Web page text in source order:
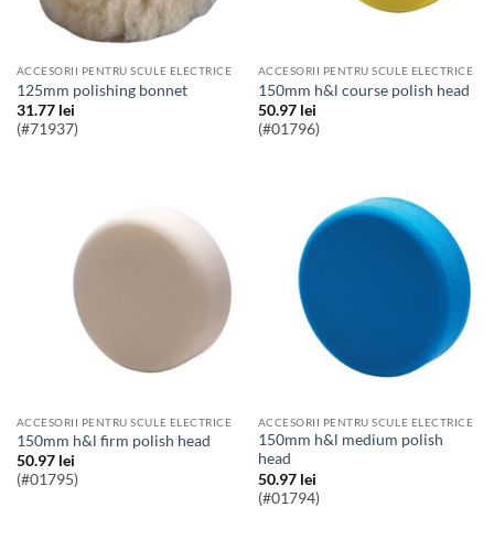
ACCESORII PENTRU SCULE ELECTRICE
125mm polishing bonnet
31.77 lei
(#71937)
ACCESORII PENTRU SCULE ELECTRICE
150mm h&l course polish head
50.97 lei
(#01796)
ACCESORII PENTRU SCULE ELECTRICE
150mm h&l firm polish head
50.97 lei
(#01795)
ACCESORII PENTRU SCULE ELECTRICE
150mm h&l medium polish
head
50.97 lei
(#01794)